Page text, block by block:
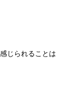
じられることは